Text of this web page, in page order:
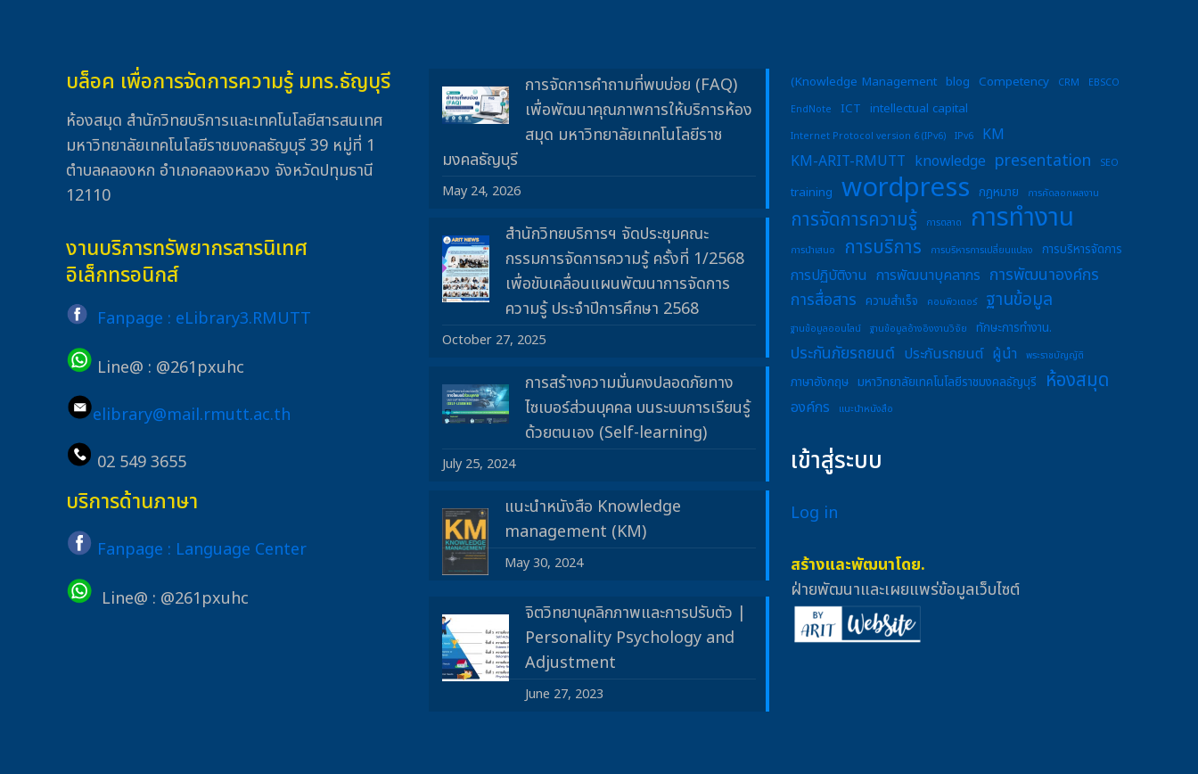
บล็อค เพื่อการจัดการความรู้ มทร.ธัญบุรี
ห้องสมุด สำนักวิทยบริการและเทคโนโลยีสารสนเทศ
มหาวิทยาลัยเทคโนโลยีราชมงคลธัญบุรี 39 หมู่ที่ 1
ตำบลคลองหก อำเภอคลองหลวง จังหวัดปทุมธานี
12110
งานบริการทรัพยากรสารนิเทศ
อิเล็กทรอนิกส์
Fanpage : eLibrary3.RMUTT
Line@ : @261pxuhc
elibrary@mail.rmutt.ac.th
02 549 3655
บริการด้านภาษา
Fanpage : Language Center
Line@ : @261pxuhc
การจัดการคำถามที่พบบ่อย (FAQ)
เพื่อพัฒนาคุณภาพการให้บริการห้อง
สมุด มหาวิทยาลัยเทคโนโลยีราช
มงคลธัญบุรี
May 24, 2026
สำนักวิทยบริการฯ จัดประชุมคณะ
กรรมการจัดการความรู้ ครั้งที่ 1/2568
เพื่อขับเคลื่อนแผนพัฒนาการจัดการ
ความรู้ ประจำปีการศึกษา 2568
October 27, 2025
การสร้างความมั่นคงปลอดภัยทาง
ไซเบอร์ส่วนบุคคล บนระบบการเรียนรู้
ด้วยตนเอง (Self-learning)
July 25, 2024
แนะนำหนังสือ Knowledge
management (KM)
May 30, 2024
จิตวิทยาบุคลิกภาพและการปรับตัว |
Personality Psychology and
Adjustment
June 27, 2023
(Knowledge Management blog Competency CRM
EBSCO
EndNote
ICT intellectual capital
Internet Protocol version 6 (IPv6) IPv6
KM
KM-ARIT-RMUTT knowledge presentation SEO
training wordpress กฎหมาย การคัดลอกผลงาน
การจัดการความรู้ การตลาด การทำงาน
การนำเสนอ การบริการ การบริหารการเปลี่ยนแปลง การบริหารจัดการ
การปฏิบัติงาน การพัฒนาบุคลากร การพัฒนาองค์กร
การสื่อสาร ความสำเร็จ คอมพิวเตอร์ ฐานข้อมูล
ฐานข้อมูลออนไลน์ ฐานข้อมูลอ้างอิงงานวิจัย ทักษะการทำงาน.
ประกันภัยรถยนต์ ประกันรถยนต์ ผู้นำ พระราชบัญญัติ
ภาษาอังกฤษ มหาวิทยาลัยเทคโนโลยีราชมงคลธัญบุรี ห้องสมุด
องค์กร แนะนำหนังสือ
เข้าสู่ระบบ
Log in
สร้างและพัฒนาโดย.
ฝ่ายพัฒนาและเผยแพร่ข้อมูลเว็บไซต์